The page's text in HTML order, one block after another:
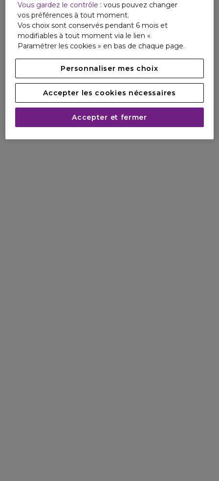
Gomme noire au toucher seconde peau, les lignes fuselées
du flacon A*Men rappellent les flasques de voyage et
assurent une prise en main énergique et virile.
Entre tradition et innovation, MUGLER s'inscrit comme une
marque avant-gardiste en créant des flacons pérennes et
rechargeables.
Dès que votre flacon A*Men Eau De Toilette est vide, vous
pouvez le recharger en 4 étapes via une Recharge 100 ml
à commander en ligne :
Etape 1 : Ouvrez le capot de votre flacon A*Men, dévissez
et retirez la pompe.
Etape 2 : Insérez l'embout de la recharge sur votre flacon,
vissez la recharge et maintenez-la.
Vous gardez le contrôle : vous pouvez changer
vos préférences à tout moment.
Vos choix sont conservés pendant 6 mois et
modifiables à tout moment via le lien «
Paramétrer les cookies » en bas de chaque page.
Personnaliser mes choix
Accepter les cookies nécessaires
Accepter et fermer